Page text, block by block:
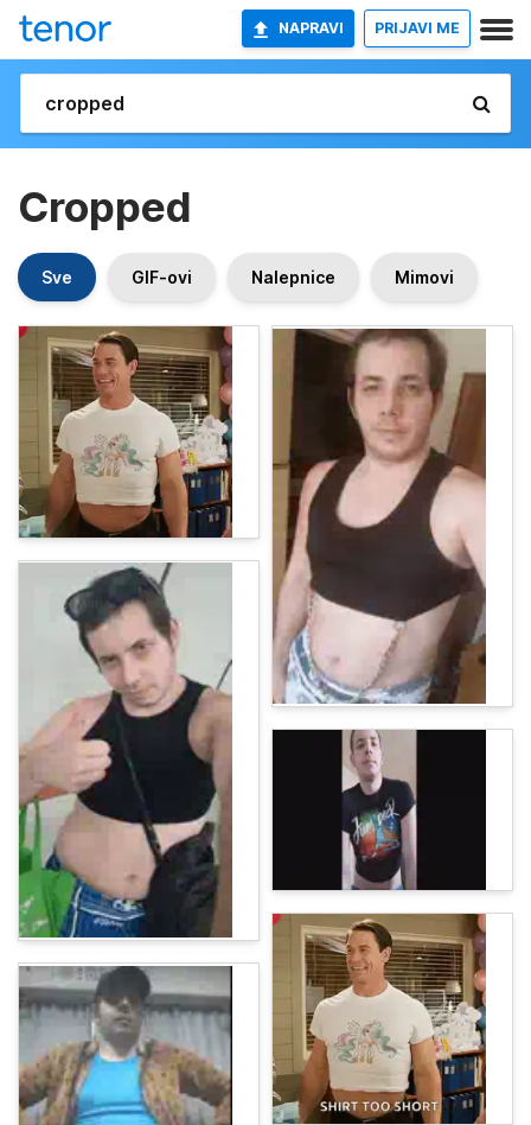
NAPRAVI PRIJAVI ME
Cropped
Sve GIF-ovi Nalepnice Mimovi